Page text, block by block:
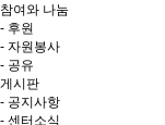
참여와 나눔
- 후원
- 자원봉사
- 공유
게시판
- 공지사항
- 센터소식